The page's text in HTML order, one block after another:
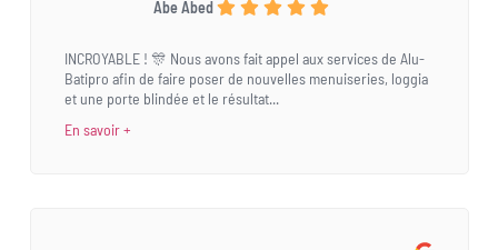
Abe Abed
INCROYABLE ! 🎊 Nous avons fait appel aux services de Alu-
Batipro afin de faire poser de nouvelles menuiseries, loggia
et une porte blindée et le résultat...
En savoir +